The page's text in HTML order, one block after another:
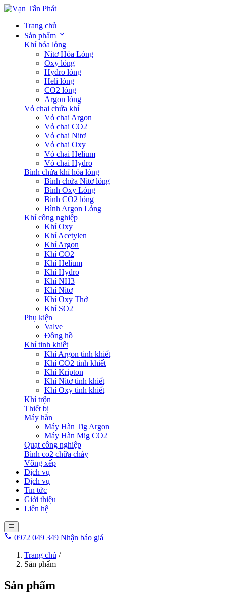
Trang chủ
Sản phẩm
Khí hóa lỏng
Nitơ Hóa Lỏng
Oxy lỏng
Hydro lỏng
Heli lỏng
CO2 lỏng
Argon lỏng
Vỏ chai chứa khí
Vỏ chai Argon
Vỏ chai CO2
Vỏ chai Nitơ
Vỏ chai Oxy
Vỏ chai Helium
Vỏ chai Hydro
Bình chứa khí hóa lỏng
Bình chứa Nitơ lỏng
Bình Oxy Lỏng
Bình CO2 lỏng
Bình Argon Lỏng
Khí công nghiệp
Khí Oxy
Khí Acetylen
Khí Argon
Khí CO2
Khí Helium
Khí Hydro
Khí NH3
Khí Nitơ
Khí Oxy Thở
Khí SO2
Phụ kiện
Valve
Đồng hồ
Khí tinh khiết
Khí Argon tinh khiết
Khí CO2 tinh khiết
Khí Kripton
Khí Nitơ tinh khiết
Khí Oxy tinh khiết
Khí trộn
Thiết bị
Máy hàn
Máy Hàn Tig Argon
Máy Hàn Mig CO2
Quạt công nghiệp
Bình co2 chữa cháy
Võng xếp
Dịch vụ
Dịch vụ
Tin tức
Giới thiệu
Liên hệ
0972 049 349 Nhận báo giá
Trang chủ /
Sản phẩm
Sản phẩm